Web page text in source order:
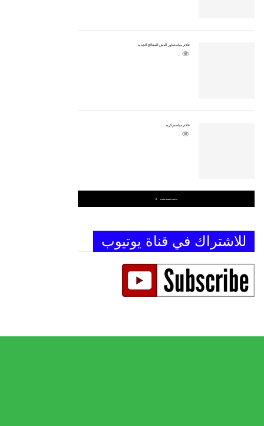
فلاتر مياه شاور الدش المعالج الجديد
فلاتر مياه مركزيه
LOAD MORE POSTS
للاشتراك في قناة يوتيوب